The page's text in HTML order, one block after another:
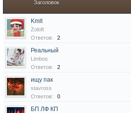
Заголовок
Kmlt
Zoloft
Ответов:
2
Реальный ️
Limbos
Ответов:
2
ищу пак
stavross
Ответов:
0
БП ЛФ КП